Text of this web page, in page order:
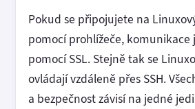
Pokud se připojujete na
pomocí prohlížeče, komunikace
pomocí SSL. Stejně tak se
ovládají vzdáleně přes SSH.
a bezpečnost závisí na jedné